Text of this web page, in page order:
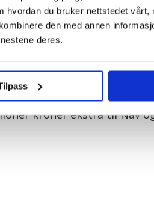
du bruker nettstedet vårt,
den med annen
deres.
ikke har bedt om mer
erstatningskrav i
kroner ekstra til Nav